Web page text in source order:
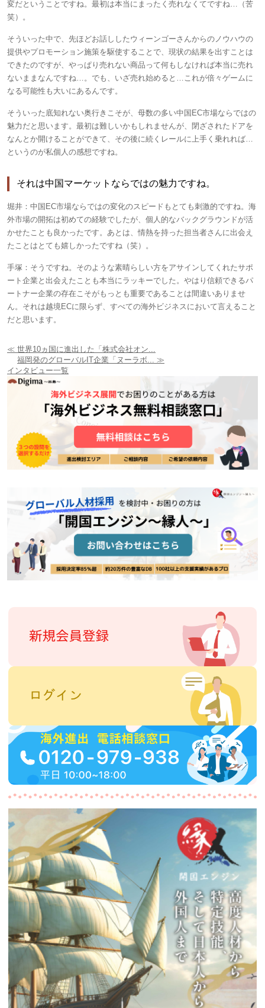
変だということですね。最初は本当にまったく売れなくてですね…（苦
笑）。
そういった中で、先ほどお話ししたウィーンゴーさんからのノウハウの
提供やプロモーション施策を駆使することで、現状の結果を出すことは
できたのですが、やっぱり売れない商品って何もしなければ本当に売れ
ないままなんですね…。でも、いざ売れ始めると…これが倍々ゲームに
なる可能性も大いにあるんです。
そういった底知れない奥行きこそが、母数の多い中国EC市場ならではの
魅力だと思います。最初は難しいかもしれませんが、閉ざされたドアを
なんとか開けることができて、その後に続くレールに上手く乗れれば…
というのが私個人の感想ですね。
それは中国マーケットならではの魅力ですね。
堀井： 中国EC市場ならではの変化のスピードもとても刺激的ですね。海
外市場の開拓は初めての経験でしたが、個人的なバックグラウンドが活
かせたことも良かったです。あとは、情熱を持った担当者さんに出会え
たことはとても嬉しかったですね（笑）。
手塚： そうですね。そのような素晴らしい方をアサインしてくれたサポ
ート企業と出会えたことも本当にラッキーでした。やはり信頼できるパ
ートナー企業の存在こそがもっとも重要であることは間違いありませ
ん。それは越境ECに限らず、すべての海外ビジネスにおいて言えること
だと思います。
≪ 世界10ヵ国に進出した「株式会社オン...
福岡発のグローバルIT企業「ヌーラボ... ≫
インタビュー一覧